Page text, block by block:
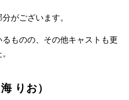
がございます。
ものの、その他キャストも更
りお）